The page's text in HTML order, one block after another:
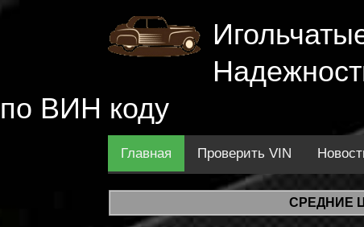
по ВИН коду
Главная Проверить VIN
СРЕДНИЕ